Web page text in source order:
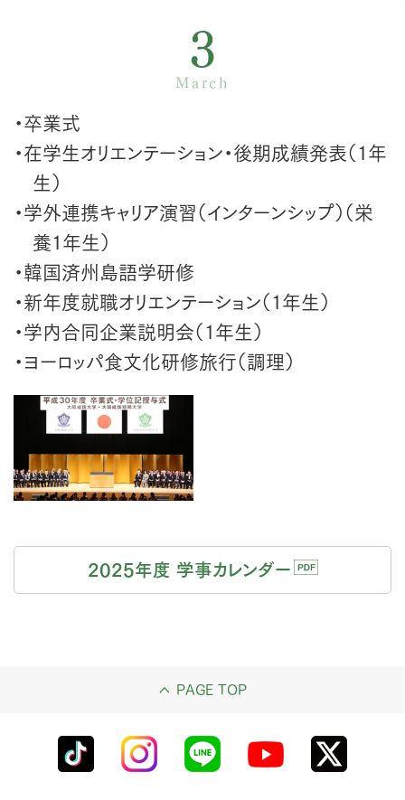
3
March
・卒業式
・在学生オリエンテーション・後期成績発表（1年
生）
・学外連携キャリア演習（インターンシップ）（栄
養1年生）
・韓国済州島語学研修
・新年度就職オリエンテーション（1年生）
・学内合同企業説明会（1年生）
・ヨーロッパ食文化研修旅行（調理）
2025年度 学事カレンダー
PAGE TOP